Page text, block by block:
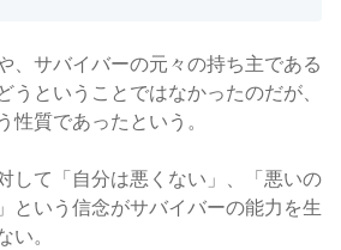
、サバイバーの元々の持ち主である
うということではなかったのだが、
性質であったという 。
して「自分は悪くない」、「悪いの
という信念がサバイバーの能力を生
い。